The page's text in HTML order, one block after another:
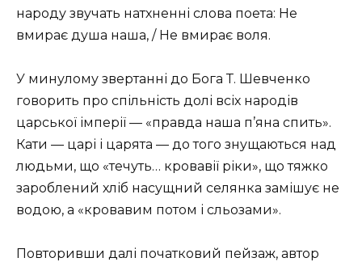
народу звучать натхненні слова поета: Не
вмирає душа наша, / Не вмирає воля.
У минулому звертанні до Бога Т. Шевченко
говорить про спільність долі всіх народів
царської імперії — «правда наша п’яна спить».
Кати — царі і царята — до того знущаються над
людьми, що «течуть… кровавії ріки», що тяжко
зароблений хліб насущний селянка замішує не
водою, а «кровавим потом і сльозами».
Повторивши далі початковий пейзаж, автор